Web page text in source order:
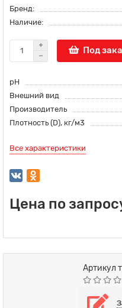
Бренд:
Наличие:
Под
pH
Внешний вид
Производитель
Плотность (D), кг/м3
Все характеристики
Цена по
Артикул